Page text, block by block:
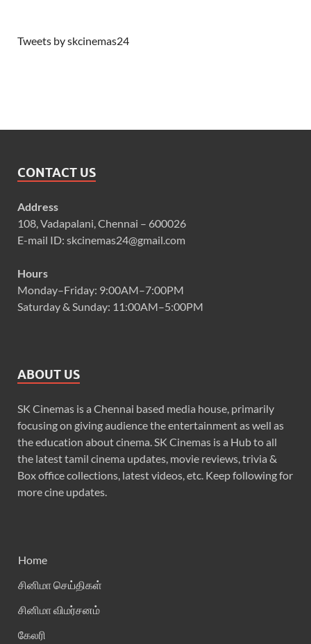
Tweets by skcinemas24
CONTACT US
Address
108, Vadapalani, Chennai – 600026
E-mail ID: skcinemas24@gmail.com
Hours
Monday–Friday: 9:00AM–7:00PM
Saturday & Sunday: 11:00AM–5:00PM
ABOUT US
SK Cinemas is a Chennai based media house, primarily
focusing on giving audience the entertainment as well as
the education about cinema. SK Cinemas is a Hub to all
the latest tamil cinema updates, movie reviews, trivia &
Box office collections, latest videos, etc. Keep following for
more cine updates.
Home
சினிமா செய்திகள்
சினிமா விமர்சனம்
கேலரி